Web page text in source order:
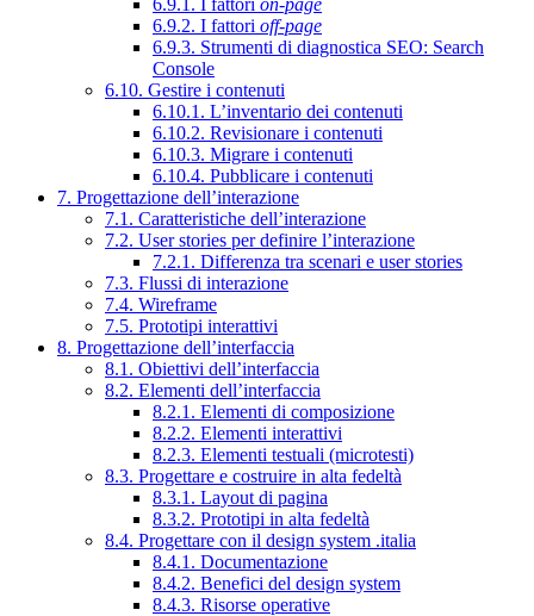
6.9.1. I fattori on-page
6.9.2. I fattori off-page
6.9.3. Strumenti di diagnostica SEO: Search
Console
6.10. Gestire i contenuti
6.10.1. L’inventario dei contenuti
6.10.2. Revisionare i contenuti
6.10.3. Migrare i contenuti
6.10.4. Pubblicare i contenuti
7. Progettazione dell’interazione
7.1. Caratteristiche dell’interazione
7.2. User stories per definire l’interazione
7.2.1. Differenza tra scenari e user stories
7.3. Flussi di interazione
7.4. Wireframe
7.5. Prototipi interattivi
8. Progettazione dell’interfaccia
8.1. Obiettivi dell’interfaccia
8.2. Elementi dell’interfaccia
8.2.1. Elementi di composizione
8.2.2. Elementi interattivi
8.2.3. Elementi testuali (microtesti)
8.3. Progettare e costruire in alta fedeltà
8.3.1. Layout di pagina
8.3.2. Prototipi in alta fedeltà
8.4. Progettare con il design system .italia
8.4.1. Documentazione
8.4.2. Benefici del design system
8.4.3. Risorse operative